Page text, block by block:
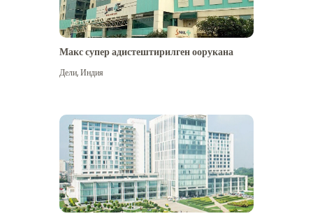
Макс супер адистештирилген оорукана
Дели,Индия